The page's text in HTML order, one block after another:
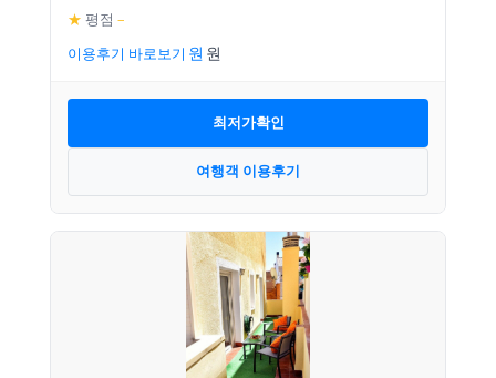
★ 평점 –
이용후기 바로보기
최저가확인
여행객 이용후기